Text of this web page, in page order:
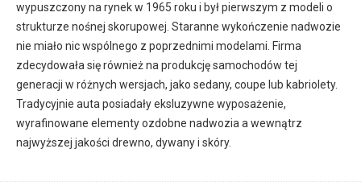
wypuszczony na rynek w 1965 roku i był pierwszym z modeli o
strukturze nośnej skorupowej. Staranne wykończenie nadwozie
nie miało nic wspólnego z poprzednimi modelami. Firma
zdecydowała się również na produkcję samochodów tej
generacji w różnych wersjach, jako sedany, coupe lub kabriolety.
Tradycyjnie auta posiadały eksluzywne wyposażenie,
wyrafinowane elementy ozdobne nadwozia a wewnątrz
najwyższej jakości drewno, dywany i skóry.